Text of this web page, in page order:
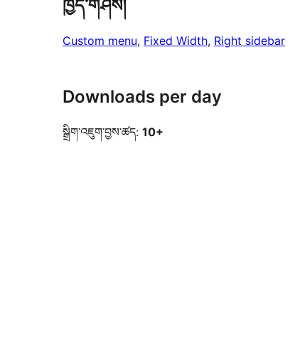
ཁྱད་གཤིས།
Custom menu, Fixed Width, Right sidebar
Downloads per day
སྒྲིག་འཇུག་བྱས་ཚད: 10+